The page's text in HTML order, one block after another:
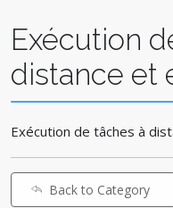
Exécution
distance et
Exécution de tâches à
Back to Category